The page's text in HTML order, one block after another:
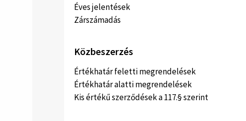
Éves jelentések
Zárszámadás
Közbeszerzés
Értékhatár feletti megrendelések
Értékhatár alatti megrendelések
Kis értékű szerződések a 117.§ szerint